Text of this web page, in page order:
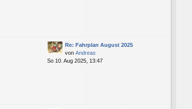
Re: Fahrplan August 2025
von Andreas
So 10. Aug 2025, 13:47